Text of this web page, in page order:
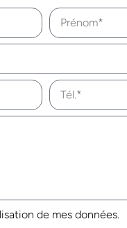
de mes données.